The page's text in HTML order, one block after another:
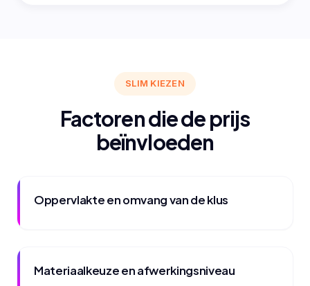
SLIM KIEZEN
Factoren die de prijs
beïnvloeden
Oppervlakte en omvang van de klus
Materiaalkeuze en afwerkingsniveau